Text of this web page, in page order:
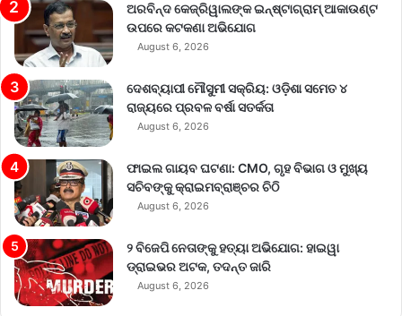
ଅରବିନ୍ଦ କେଜ୍ରିୱାଲଙ୍କ ଇନ୍‌ଷ୍ଟାଗ୍ରାମ୍ ଆକାଉଣ୍ଟ
ଉପରେ କଟକଣା ଅଭିଯୋଗ
August 6, 2026
ଦେଶବ୍ୟାପୀ ମୌସୁମୀ ସକ୍ରିୟ: ଓଡ଼ିଶା ସମେତ ୪
ରାଜ୍ୟରେ ପ୍ରବଳ ବର୍ଷା ସତର୍କତା
August 6, 2026
ଫାଇଲ ଗାୟବ ଘଟଣା: CMO, ଗୃହ ବିଭାଗ ଓ ମୁଖ୍ୟ
ସଚିବଙ୍କୁ କ୍ରାଇମବ୍ରାଞ୍ଚର ଚିଠି
August 6, 2026
୨ ବିଜେପି ନେତାଙ୍କୁ ହତ୍ୟା ଅଭିଯୋଗ: ହାଇୱା
ଡ୍ରାଇଭର ଅଟକ, ତଦନ୍ତ ଜାରି
August 6, 2026